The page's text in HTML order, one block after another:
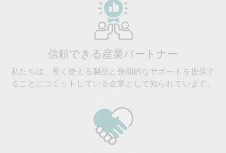
信頼できる産業パートナー
私たちは、長く使える製品と長期的なサポートを提供す
ることにコミットしている企業として知られています。